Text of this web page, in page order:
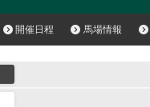
開催日程 馬場情報